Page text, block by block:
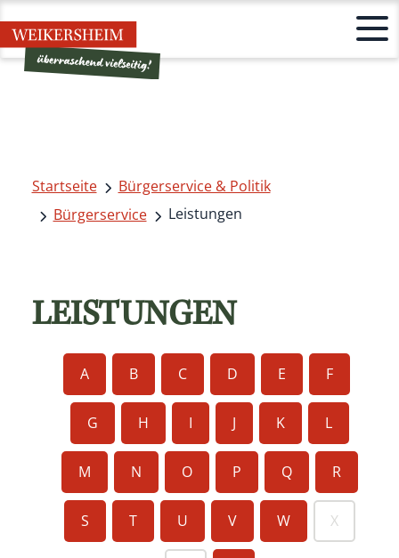
Startseite
Bürgerservice & Politik
Bürgerservice
Leistungen
LEISTUNGEN
A B C D E F
G H I J K L
M N O P Q R
S T U V W X